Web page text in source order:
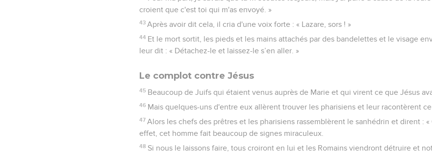
croient que c'est toi qui m'as envoyé. »
43 Après avoir dit cela, il cria d'une voix forte : « Lazare, sors ! »
44 Et le mort sortit, les pieds et les mains attachés par des bandelettes et le visage
leur dit : « Détachez-le et laissez-le s’en aller. »
Le complot contre Jésus
45 Beaucoup de Juifs qui étaient venus auprès de Marie et qui virent ce que Jésus
46 Mais quelques-uns d'entre eux allèrent trouver les pharisiens et leur racontèrent
47 Alors les chefs des prêtres et les pharisiens rassemblèrent le sanhédrin et dirent : «
effet, cet homme fait beaucoup de signes miraculeux.
48 Si nous le laissons faire, tous croiront en lui et les Romains viendront détruire et